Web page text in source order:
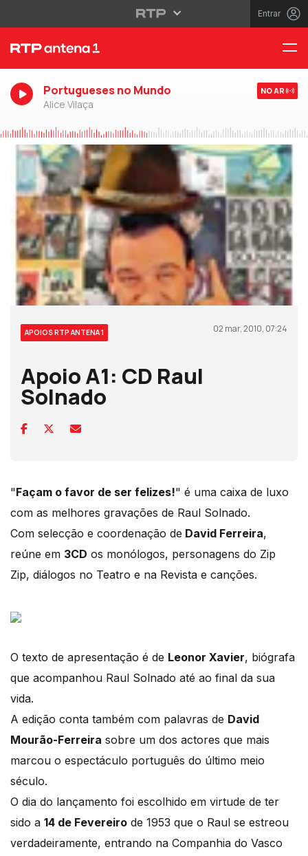
Entrar
Portugueses no Mundo
Alice Vilaça
NO AR
APOIOS RTP ANTENA 1 02 mar, 2010, 07:24
Apoio A1: CD Raul
Solnado
"Façam o favor de ser felizes!" é uma caixa de luxo
com as melhores gravações de Raul Solnado.
Com selecção e coordenação de David Ferreira,
reúne em 3CD os monólogos, personagens do Zip
Zip, diálogos no Teatro e na Revista e canções.
O texto de apresentação é de Leonor Xavier, biógrafa
que acompanhou Raul Solnado até ao final da sua
vida.
A edição conta também com palavras de David
Mourão-Ferreira sobre um dos actores que mais
marcou o espectáculo português do último meio
século.
O dia do lançamento foi escolhido em virtude de ter
sido a 14 de Fevereiro de 1953 que o Raul se estreou
verdadeiramente, entrando na Companhia do Vasco